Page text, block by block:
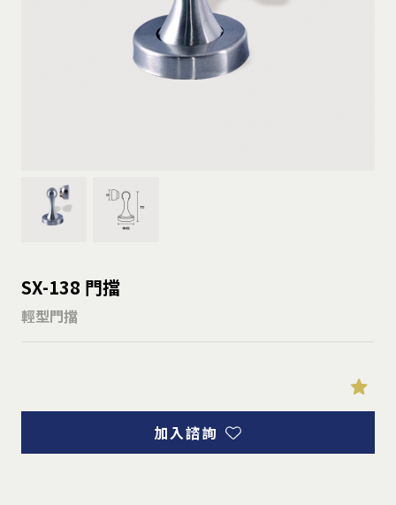
SX-138 門擋
輕型門擋
加入諮詢